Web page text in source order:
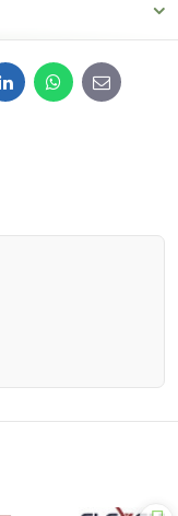
LinkedInWhatsApp
E-
mail